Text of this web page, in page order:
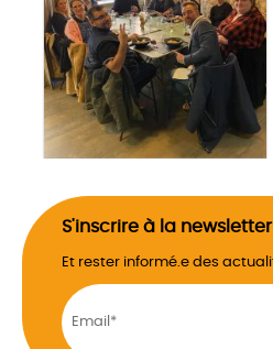
S'inscrire à la newsletter
Et rester informé.e des